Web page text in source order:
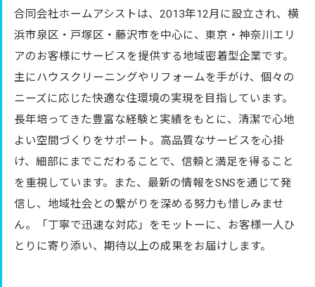
合同会社ホームアシストは、2013年12月に設立され、横
浜市泉区・戸塚区・藤沢市を中心に、東京・神奈川エリ
アのお客様にサービスを提供する地域密着型企業です。
主にハウスクリーニングやリフォームを手がけ、個々の
ニーズに応じた快適な住環境の実現を目指しています。
長年培ってきた豊富な経験と実績をもとに、清潔で心地
よい空間づくりをサポート。高品質なサービスを心掛
け、細部にまでこだわることで、信頼と満足を得ること
を重視しています。また、最新の情報をSNSを通じて発
信し、地域社会との繋がりを深める努力も惜しみませ
ん。「丁寧で迅速な対応」をモットーに、お客様一人ひ
とりに寄り添い、期待以上の成果をお届けします。